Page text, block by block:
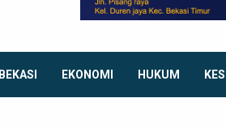
BEKASI EKONOMI HUKUM